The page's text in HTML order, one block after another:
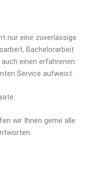
nur eine zuverlässige
Bachelorarbeit
einen erfahrenen
Service aufweist.
wir Ihnen gerne alle